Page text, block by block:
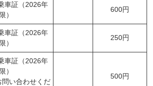
車証（2026年
）
600円
車証（2026年
）
250円
車証（2026年
）
い合わせくだ
500円